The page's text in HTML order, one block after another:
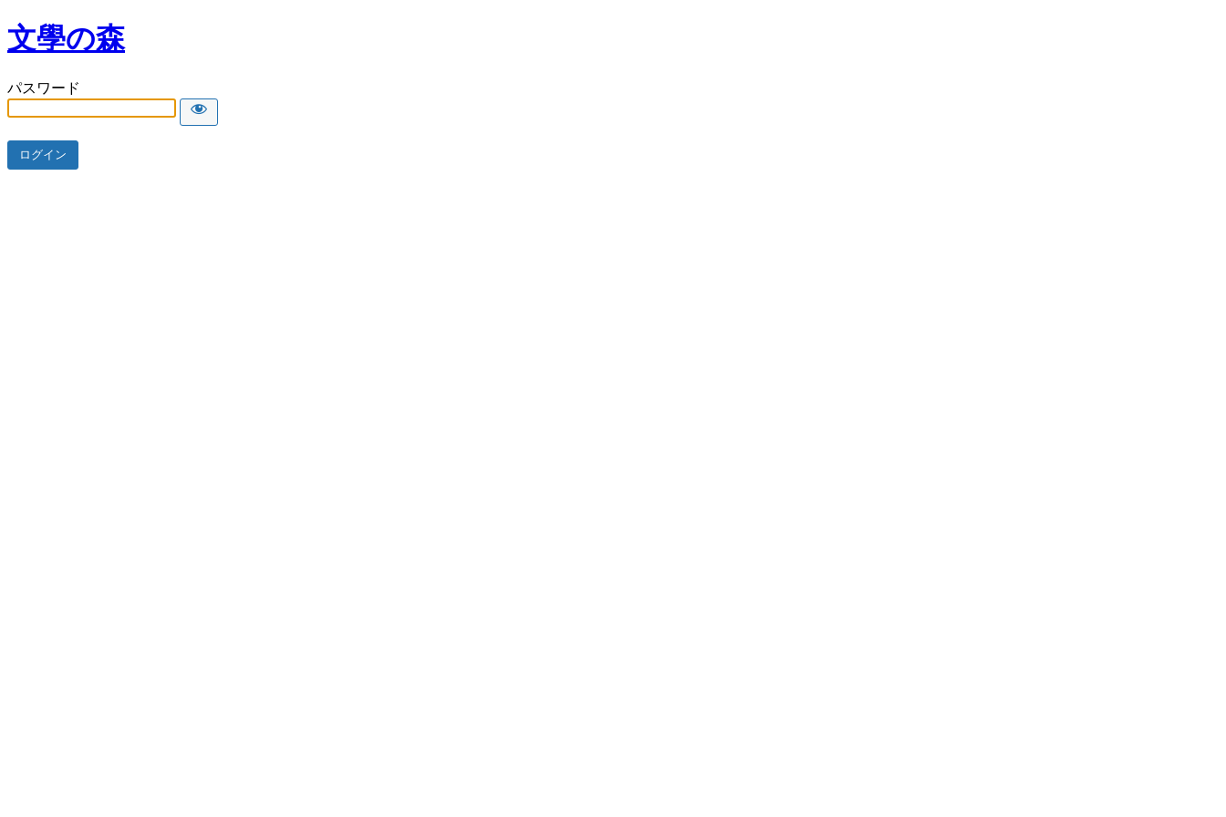
文學の森
パスワード